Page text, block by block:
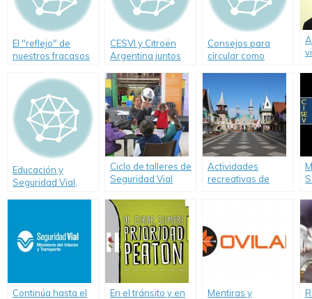
El "reflejo" de
nuestros fracasos
CESVI y Citroën
Argentina juntos
defensivo
Consejos para
circular como
Educación y
Seguridad Vial,
moral
Ciclo de talleres de
Seguridad Vial
chicos en el
Hospital Garrahan
Actividades
recreativas de
Continúa hasta el
En el tránsito y en
Mentiras y